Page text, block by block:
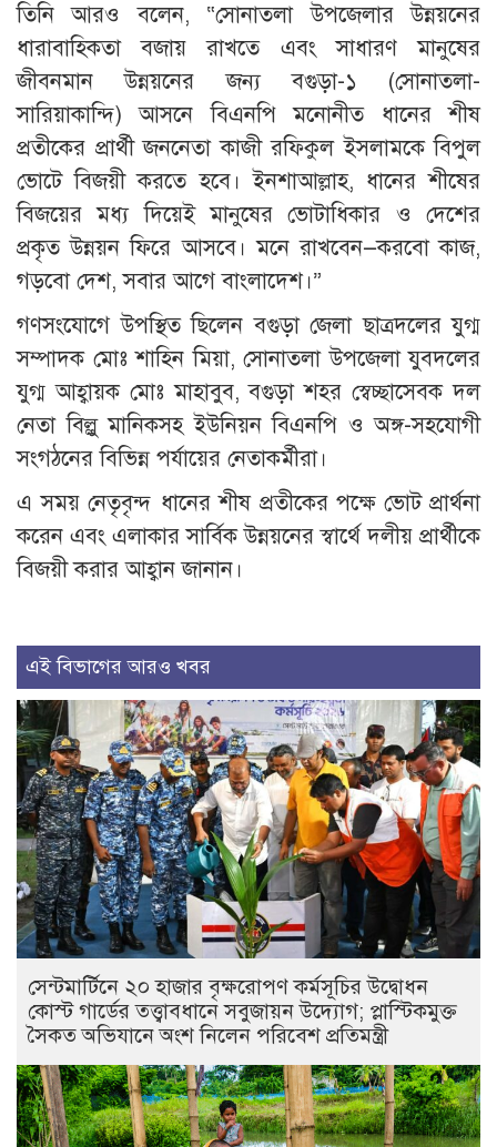
তিনি আরও বলেন, “সোনাতলা উপজেলার উন্নয়নের
ধারাবাহিকতা বজায় রাখতে এবং সাধারণ মানুষের
জীবনমান উন্নয়নের জন্য বগুড়া-১ (সোনাতলা-
সারিয়াকান্দি) আসনে বিএনপি মনোনীত ধানের শীষ
প্রতীকের প্রার্থী জননেতা কাজী রফিকুল ইসলামকে বিপুল
ভোটে বিজয়ী করতে হবে। ইনশাআল্লাহ, ধানের শীষের
বিজয়ের মধ্য দিয়েই মানুষের ভোটাধিকার ও দেশের
প্রকৃত উন্নয়ন ফিরে আসবে। মনে রাখবেন—করবো কাজ,
গড়বো দেশ, সবার আগে বাংলাদেশ।”
গণসংযোগে উপস্থিত ছিলেন বগুড়া জেলা ছাত্রদলের যুগ্ম
সম্পাদক মোঃ শাহিন মিয়া, সোনাতলা উপজেলা যুবদলের
যুগ্ম আহ্বায়ক মোঃ মাহাবুব, বগুড়া শহর স্বেচ্ছাসেবক দল
নেতা বিল্লু মানিকসহ ইউনিয়ন বিএনপি ও অঙ্গ-সহযোগী
সংগঠনের বিভিন্ন পর্যায়ের নেতাকর্মীরা।
এ সময় নেতৃবৃন্দ ধানের শীষ প্রতীকের পক্ষে ভোট প্রার্থনা
করেন এবং এলাকার সার্বিক উন্নয়নের স্বার্থে দলীয় প্রার্থীকে
বিজয়ী করার আহ্বান জানান।
এই বিভাগের আরও খবর
সেন্টমার্টিনে ২০ হাজার বৃক্ষরোপণ কর্মসূচির উদ্বোধন
কোস্ট গার্ডের তত্ত্বাবধানে সবুজায়ন উদ্যোগ; প্লাস্টিকমুক্ত
সৈকত অভিযানে অংশ নিলেন পরিবেশ প্রতিমন্ত্রী